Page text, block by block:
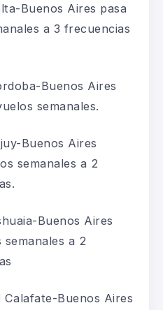
Buenos Aires pasa
a 3 frecuencias
Buenos Aires
semanales.
Buenos Aires
semanales a 2
Buenos Aires
semanales a 2
Calafate-Buenos Aires